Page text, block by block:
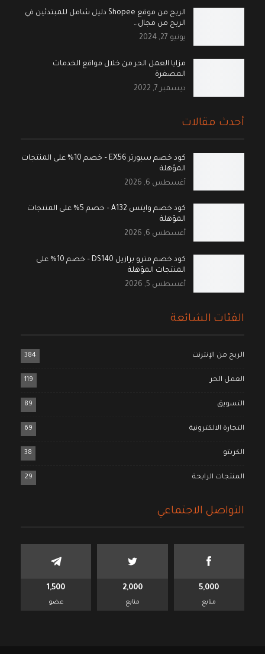
الربح من موقع Shopee دليل شامل للمبتدئين في
الربح من مجال…
يونيو 27, 2024
مزايا العمل الحر من خلال مواقع الخدمات
المصغرة
ديسمبر 7, 2022
أحدث مقالات
كود خصم سبورتر EX56 – خصم 10% على المنتجات
المؤهلة
أغسطس 6, 2026
كود خصم وايتس A132 – خصم 5% على المنتجات
المؤهلة
أغسطس 6, 2026
كود خصم مترو برازيل DS140 – خصم 10% على
المنتجات المؤهلة
أغسطس 5, 2026
الفئات الشائعة
الربح من الإنترنت 384
العمل الحر 119
التسويق 89
التجارة الالكترونية 69
الكربتو 38
المنتجات الرابحة 29
التواصل الاجتماعي
5,000
متابع
2,000
متابع
1,500
عضو